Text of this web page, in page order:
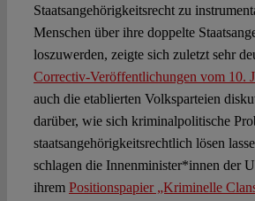
Staatsangehörigkeitsrecht zu
Menschen über ihre doppelte
loszuwerden, zeigte sich zuletzt sehr
Correctiv-Veröffentlichungen vom 10.
auch die etablierten Volksparteien
darüber, wie sich kriminalpolitische
staatsangehörigkeitsrechtlich lösen
schlagen die Innenminister*innen der
ihrem Positionspapier „Kriminelle